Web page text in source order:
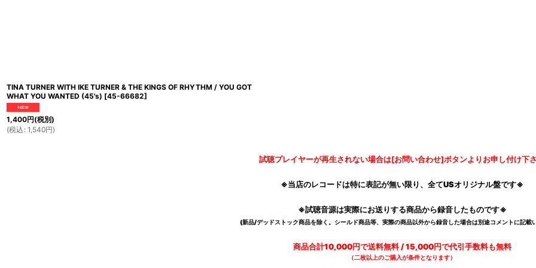
TINA TURNER WITH IKE TURNER & THE KINGS OF RHYTHM / YOU GOT
WHAT YOU WANTED (45's) [45-66682]
1,400円(税別)
(税込 : 1,540円)
試聴プレイヤーが再生されない場合は[お問い合わせ]ボタンよりお申し付け下
※当店のレコードは特に表記が無い限り、全てUSオリジナル盤です※
※試聴音源は実際にお送りする商品から録音したものです※
(新品/デッドストック商品を除く。シールド商品等、実際の商品以外から録音した場合は別途コメントに記載
商品合計10,000円で送料無料 / 15,000円で代引手数料も無料
（二枚以上のご購入が条件となります）